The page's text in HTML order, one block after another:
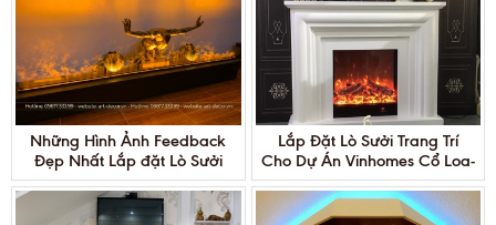
Những Hình Ảnh Feedback
Đẹp Nhất Lắp đặt Lò Sưởi
Trang Trí Cho Khách Hàng
Lắp Đặt Lò Sưởi Trang Trí
Cho Dự Án Vinhomes Cổ Loa-
Vinhomes Đông Anh